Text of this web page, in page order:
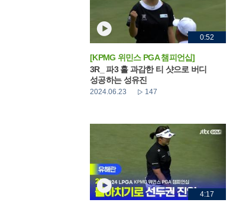
0:52
[KPMG 위민스 PGA 챔피언십]
3R_ 파3 홀 과감한 티 샷으로 버디
성공하는 성유진
2024.06.23 147
4:17